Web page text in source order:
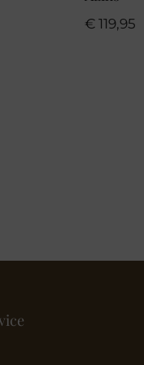
€119,95